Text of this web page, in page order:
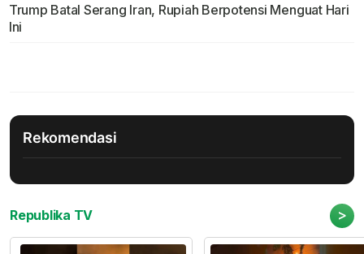
Trump Batal Serang Iran, Rupiah Berpotensi Menguat Hari
Ini
Rekomendasi
Republika TV >